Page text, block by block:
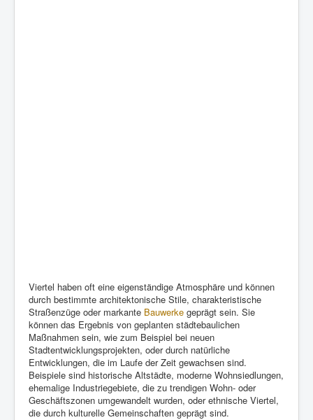
Viertel haben oft eine eigenständige Atmosphäre und können
durch bestimmte architektonische Stile, charakteristische
Straßenzüge oder markante Bauwerke geprägt sein. Sie
können das Ergebnis von geplanten städtebaulichen
Maßnahmen sein, wie zum Beispiel bei neuen
Stadtentwicklungsprojekten, oder durch natürliche
Entwicklungen, die im Laufe der Zeit gewachsen sind.
Beispiele sind historische Altstädte, moderne Wohnsiedlungen,
ehemalige Industriegebiete, die zu trendigen Wohn- oder
Geschäftszonen umgewandelt wurden, oder ethnische Viertel,
die durch kulturelle Gemeinschaften geprägt sind.